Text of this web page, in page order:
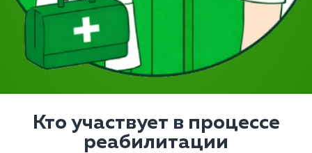
Кто участвует в процессе
реабилитации